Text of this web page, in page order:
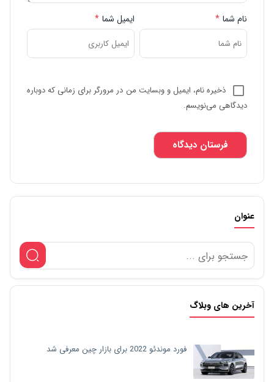
نام شما * ایمیل شما *
ذخیره نام، ایمیل و وبسایت من در مرورگر برای زمانی که دوباره
دیدگاهی می‌نویسم.
عنوان
آخرین های وبلاگ
فورد موندئو 2022 برای بازار چین معرفی شد